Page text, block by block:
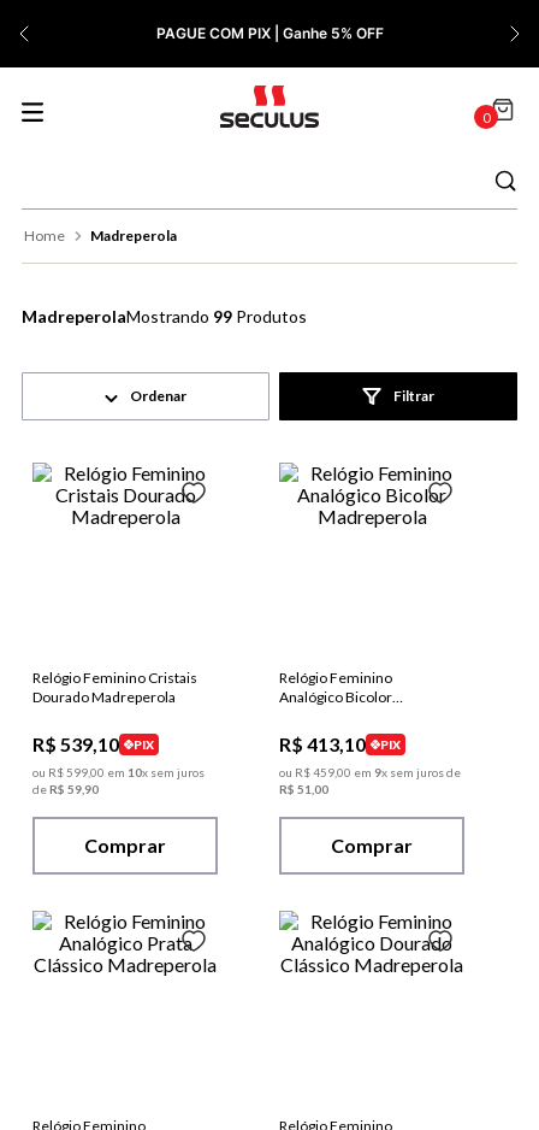
PAGUE COM PIX | Ganhe 5% OFF
0
Madreperola
Madreperola 99 Produtos
Filtrar
Relógio Feminino Cristais
Dourado Madreperola
R$ 539,10
PIX
ou R$ 59900 em 10x sem juros
deR$ 59 90
Comprar
Relógio Feminino
Analógico Bicolor
R$ 413,10
PIX
ou R$45900 em 9x sem juros de
R$ 51 00
Comprar
Relógio Feminino
Relógio Feminino
9º